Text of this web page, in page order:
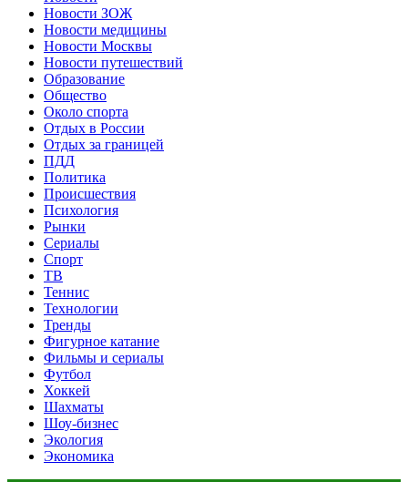
Новости ЗОЖ
Новости медицины
Новости Москвы
Новости путешествий
Образование
Общество
Около спорта
Отдых в России
Отдых за границей
ПДД
Политика
Происшествия
Психология
Рынки
Сериалы
Спорт
ТВ
Теннис
Технологии
Тренды
Фигурное катание
Фильмы и сериалы
Футбол
Хоккей
Шахматы
Шоу-бизнес
Экология
Экономика